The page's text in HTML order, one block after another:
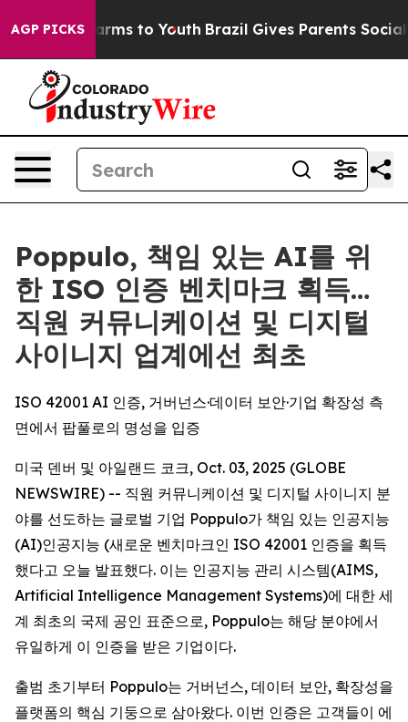
AGP PICKSHarms to Youth Brazil Gives Parents Social
Poppulo, 책임 있는 AI를 위
한 ISO 인증 벤치마크 획득…
직원 커뮤니케이션 및 디지털
사이니지 업계에선 최초
ISO 42001 AI 인증, 거버넌스·데이터 보안·기업 확장성 측
면에서 팝풀로의 명성을 입증
미국 덴버 및 아일랜드 코크, Oct. 03, 2025 (GLOBE
NEWSWIRE) -- 직원 커뮤니케이션 및 디지털 사이니지 분
야를 선도하는 글로벌 기업 Poppulo가 책임 있는 인공지능
(AI)인공지능 (새로운 벤치마크인 ISO 42001 인증을 획득
했다고 오늘 발표했다. 이는 인공지능 관리 시스템(AIMS,
Artificial Intelligence Management Systems)에 대한 세
계 최초의 국제 공인 표준으로, Poppulo는 해당 분야에서
유일하게 이 인증을 받은 기업이다.
출범 초기부터 Poppulo는 거버넌스, 데이터 보안, 확장성을
플랫폼의 핵심 기둥으로 삼아왔다. 이번 인증은 고객들이 에